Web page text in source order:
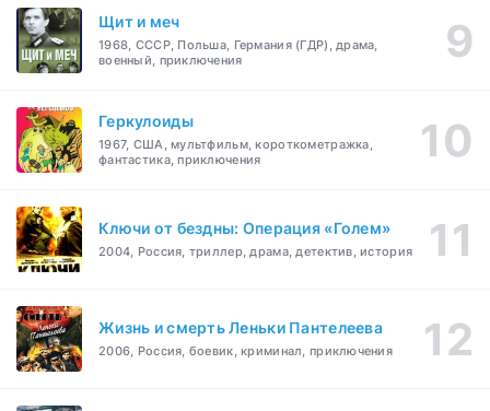
Щит и меч
1968, СССР, Польша, Германия (ГДР), драма,
военный, приключения
Геркулоиды
1967, США, мультфильм, короткометражка,
фантастика, приключения
Ключи от бездны: Операция «Голем»
2004, Россия, триллер, драма, детектив, история
Жизнь и смерть Леньки Пантелеева
2006, Россия, боевик, криминал, приключения